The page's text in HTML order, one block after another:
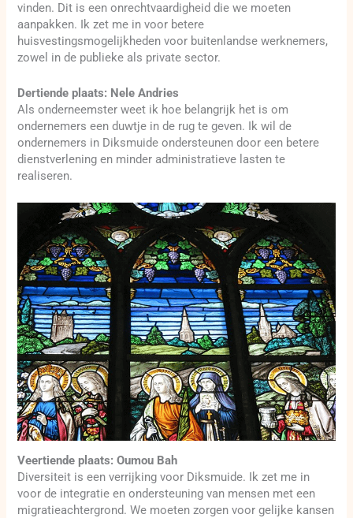
vinden. Dit is een onrechtvaardigheid die we moeten
aanpakken. Ik zet me in voor betere
huisvestingsmogelijkheden voor buitenlandse werknemers,
zowel in de publieke als private sector.
Dertiende plaats: Nele Andries
Als onderneemster weet ik hoe belangrijk het is om
ondernemers een duwtje in de rug te geven. Ik wil de
ondernemers in Diksmuide ondersteunen door een betere
dienstverlening en minder administratieve lasten te
realiseren.
Veertiende plaats: Oumou Bah
Diversiteit is een verrijking voor Diksmuide. Ik zet me in
voor de integratie en ondersteuning van mensen met een
migratieachtergrond. We moeten zorgen voor gelijke kansen